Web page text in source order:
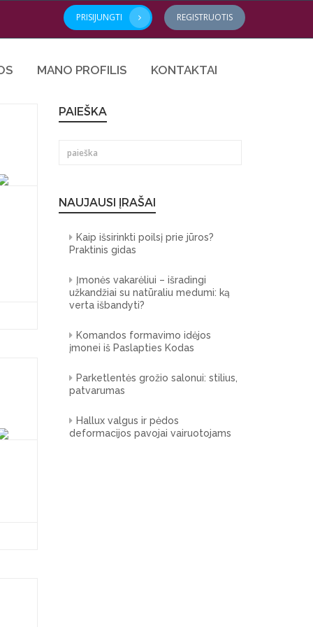
PRISIJUNGTI REGISTRUOTIS
MANO PROFILIS KONTAKTAI
PAIEŠKA
NAUJAUSI ĮRAŠAI
Kaip išsirinkti poilsį prie jūros?
Praktinis gidas
Įmonės vakarėliui – išradingi
užkandžiai su natūraliu medumi: ką
verta išbandyti?
Komandos formavimo idėjos
įmonei iš Paslapties Kodas
Parketlentės grožio salonui: stilius,
patvarumas
Hallux valgus ir pėdos
deformacijos pavojai vairuotojams